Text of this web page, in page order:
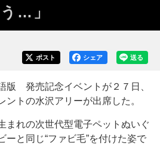
…」
送る
シェア
ポスト
版 発売記念イベントが２７日、
ントの水沢アリーが出席した。
れの次世代型電子ペットぬいぐ
ーと同じ“ファビ毛”を付けた姿で